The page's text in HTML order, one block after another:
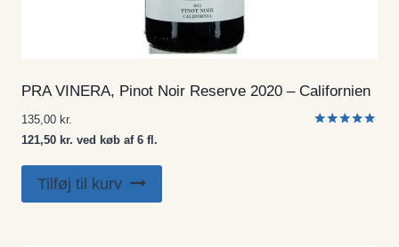
PRA VINERA, Pinot Noir Reserve 2020 – Californien
135,00 kr.
121,50 kr. ved køb af 6 fl.
Tilføj til kurv